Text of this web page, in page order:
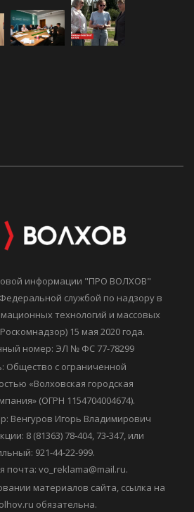
информации "ПРО ВОЛХОВ"
службой по надзору в
технологий и массовых
15 мая 2020 года.
номер: ЭЛ № ФС 77-78299
Общество с ограниченной
«Волховская городская
(ОГРН 1154704004674).
Венгуров Игорь Владимирович
8 (81363) 78-404, 73-347, или
почта: vo_reklama@mail.ru.